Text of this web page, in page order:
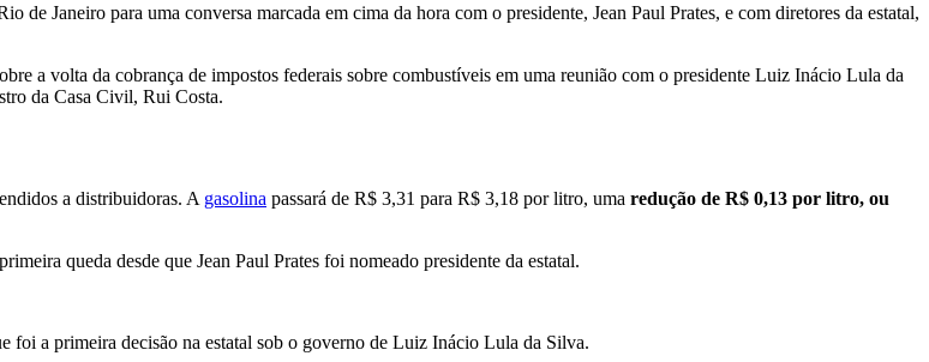
Janeiro para uma conversa marcada em cima da hora com o presidente, Jean Paul Prates, e com diretores da estatal,
a volta da cobrança de impostos federais sobre combustíveis em uma reunião com o presidente Luiz Inácio Lula da
da Casa Civil, Rui Costa.
a distribuidoras. A gasolina passará de R$ 3,31 para R$ 3,18 por litro, uma redução de R$ 0,13 por litro, ou
queda desde que Jean Paul Prates foi nomeado presidente da estatal.
foi a primeira decisão na estatal sob o governo de Luiz Inácio Lula da Silva.